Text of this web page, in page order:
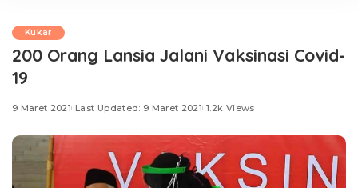
Kukar
200 Orang Lansia Jalani Vaksinasi Covid-
19
9 Maret 2021 Last Updated: 9 Maret 2021 1.2k Views